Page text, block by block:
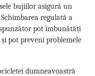
bujiilor asigură un
regulată a
pot îmbunătăți
pot preveni problemele
dumneavoastră